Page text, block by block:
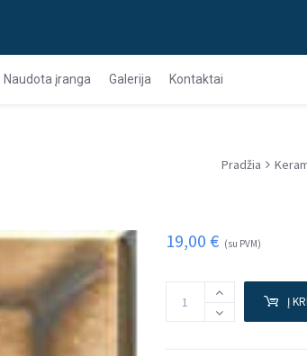
Naudota įranga Galerija Kontaktai
Pradžia
19,00 € (su PVM)
Į